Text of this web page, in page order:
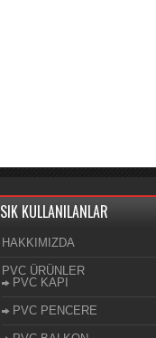
SIK KULLANILANLAR
HAKKIMIZDA
PVC ÜRÜNLER
PVC KAPI
PVC PENCERE